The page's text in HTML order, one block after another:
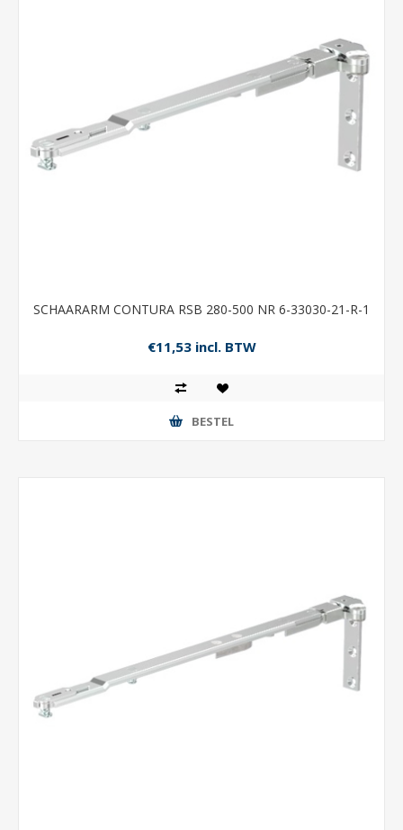
SCHAARARM CONTURA RSB 280-500 NR 6-33030-21-R-1
€11,53 incl. BTW
BESTEL